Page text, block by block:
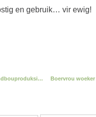
en gebruik… vir ewig!
Wat was die Landbouproduksie Toestande – 2 September 2018? Boervrou